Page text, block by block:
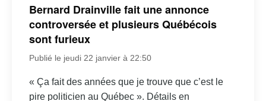
Bernard Drainville fait une annonce
controversée et plusieurs Québécois
sont furieux
Publié le jeudi 22 janvier à 22:50
« Ça fait des années que je trouve que c’est le
pire politicien au Québec ». Détails en